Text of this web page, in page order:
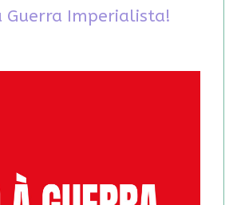
Guerra Imperialista!